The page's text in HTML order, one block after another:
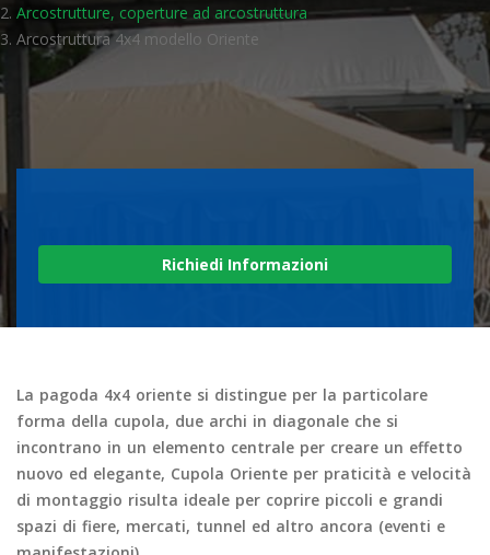
Arcostrutture, coperture ad arcostruttura
Arcostruttura 4x4 modello Oriente
Richiedi Informazioni
La pagoda 4x4 oriente si distingue per la particolare
forma della cupola, due archi in diagonale che si
incontrano in un elemento centrale per creare un effetto
nuovo ed elegante, Cupola Oriente per praticità e velocità
di montaggio risulta ideale per coprire piccoli e grandi
spazi di fiere, mercati, tunnel ed altro ancora (eventi e